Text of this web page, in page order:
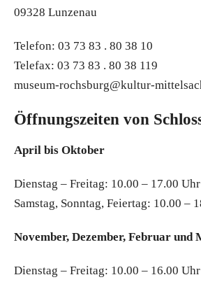
09328 Lunzenau
Telefon: 03 73 83 . 80 38 10
Telefax: 03 73 83 . 80 38 119
museum-rochsburg@kultur-
Öffnungszeiten von
April bis Oktober
Dienstag – Freitag: 10.00 – 17.00 Uhr
Samstag, Sonntag, Feiertag: 10.00 –
November, Dezember, Februar und
Dienstag – Freitag: 10.00 – 16.00 Uhr